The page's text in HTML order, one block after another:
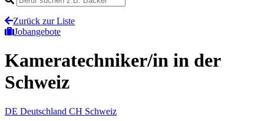
Zurück zur Liste
Jobangebote
Kameratechniker/in in der
Schweiz
DE Deutschland CH Schweiz